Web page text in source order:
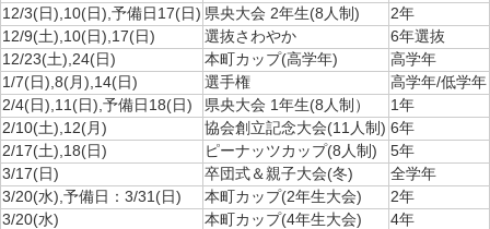
12/3(日),10(日),予備日17(日) 県央大会 2年生(8人制)
2年
12/9(土),10(日),17(日)
選抜さわやか
6年選抜
12/23(土),24(日)
本町カップ(高学年)
高学年
1/7(日),8(月),14(日)
選手権
高学年/低学年
2/4(日),11(日),予備日18(日)
県央大会 1年生(8人制）
1年
2/10(土),12(月)
協会創立記念大会(11人制) 6年
2/17(土),18(日)
ピーナッツカップ(8人制)
5年
3/17(日)
卒団式＆親子大会(冬)
全学年
3/20(水),予備日：3/31(日)
本町カップ(2年生大会)
2年
3/20(水)
本町カップ(4年生大会)
4年